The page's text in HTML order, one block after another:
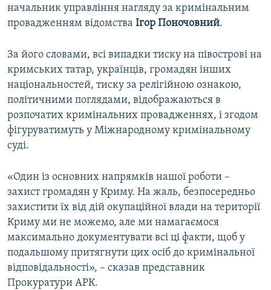
начальник управління нагляду за кримінальним
провадженням відомства Ігор Поночовний.
За його словами, всі випадки тиску на півострові на
кримських татар, українців, громадян інших
національностей, тиску за релігійною ознакою,
політичними поглядами, відображаються в
розпочатих кримінальних провадженнях, і згодом
фігуруватимуть у Міжнародному кримінальному
суді.
«Один із основних напрямків нашої роботи –
захист громадян у Криму. На жаль, безпосередньо
захистити їх від дій окупаційної влади на території
Криму ми не можемо, але ми намагаємося
максимально документувати всі ці факти, щоб у
подальшому притягнути цих осіб до кримінальної
відповідальності», – сказав представник
Прокуратури АРК.